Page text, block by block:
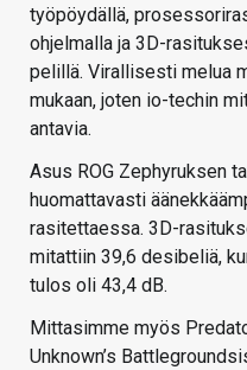
työpöydällä,
ohjelmalla ja 3D-
pelillä. Virallisesti melua
mukaan, joten io-techin
antavia.
Asus ROG Zephyruksen
huomattavasti
rasitettaessa. 3D-
mitattiin 39,6 desibeliä,
tulos oli 43,4 dB.
Mittasimme myös
Unknown’s